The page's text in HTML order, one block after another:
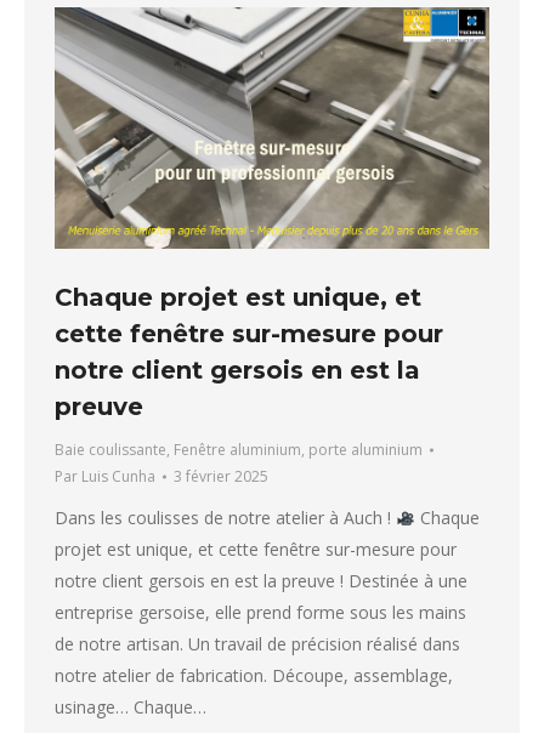
Chaque projet est unique, et
cette fenêtre sur-mesure pour
notre client gersois en est la
preuve
Baie coulissante, Fenêtre aluminium, porte aluminium
Par Luis Cunha 3 février 2025
Dans les coulisses de notre atelier à Auch !
Chaque
projet est unique, et cette fenêtre sur-mesure pour
notre client gersois en est la preuve ! Destinée à une
entreprise gersoise, elle prend forme sous les mains
de notre artisan. Un travail de précision réalisé dans
notre atelier de fabrication. Découpe, assemblage,
usinage… Chaque…